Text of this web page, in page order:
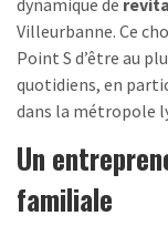
Villeurbanne. Ce
Point S d’être au
quotidiens, en
dans la métropole
Un
familiale